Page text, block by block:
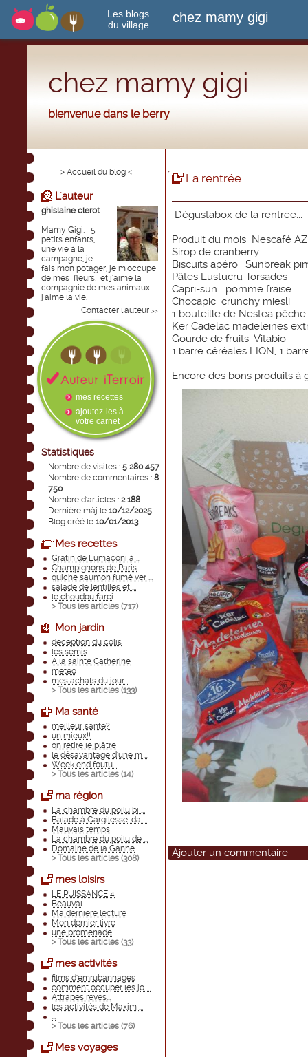
Les blogs
du village
chez mamy gigi
chez mamy gigi
bienvenue dans le berry
> Accueil du blog <
L'auteur
ghislaine clerot
Mamy Gigi, 5
petits enfants,
une vie à la
campagne, je
fais mon potager, je m'occupe
de mes fleurs, et j'aime la
compagnie de mes animaux...
j'aime la vie.
Contacter l'auteur >>
mes recettes
ajoutez-les à
votre carnet
Statistiques
Nombre de visites : 5 280 457
Nombre de commentaires : 8
750
Nombre d'articles : 2 188
Dernière màj le 10/12/2025
Blog créé le 10/01/2013
Mes recettes
Gratin de Lumaconi à ...
Champignons de Paris
quiche saumon fumé ver ...
salade de lentilles et ...
le choudou farci
> Tous les articles (717)
Mon jardin
déception du colis
les semis
A la sainte Catherine
météo
mes achats du jour...
> Tous les articles (133)
Ma santé
meilleur santé?
un mieux!!
on retire le plâtre
le désavantage d'une m ...
Week end foutu...
> Tous les articles (14)
ma région
La chambre du poilu bi ...
Balade à Gargilesse-da ...
Mauvais temps
La chambre du poilu de ...
Domaine de la Ganne
> Tous les articles (308)
mes loisirs
LE PUISSANCE 4
Beauval
Ma dernière lecture
Mon dernier livre
une promenade
> Tous les articles (33)
mes activités
films d'emrubannages
comment occuper les jo ...
Attrapes rêves...
les activités de Maxim ...
...
> Tous les articles (76)
Mes voyages
La rentrée
Dégustabox de la rentrée...
Produit du mois Nescafé
Sirop de cranberry
Biscuits apéro: Sunbreak
Pâtes Lustucru Torsades
Capri-sun " pomme fraise "
Chocapic crunchy miesli
1 bouteille de Nestea pêche
Ker Cadelac madeleines
Gourde de fruits Vitabio
1 barre céréales LION, 1
Encore des bons produits à
Ajouter un commentaire